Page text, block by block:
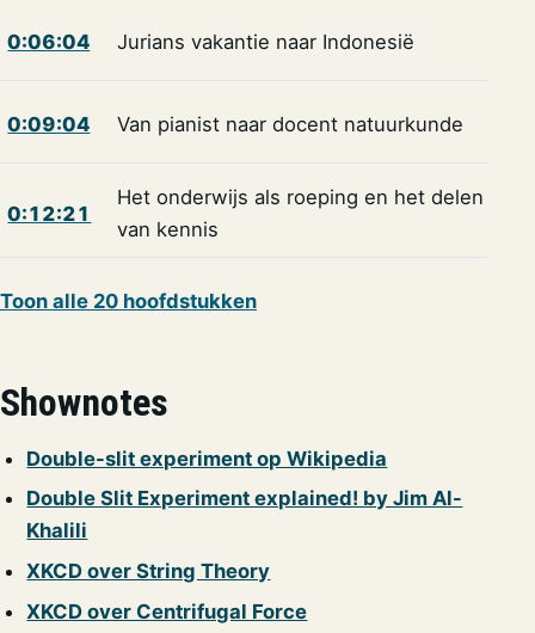
0:06:04 Jurians vakantie naar Indonesië
0:09:04 Van pianist naar docent natuurkunde
0:12:21
Het onderwijs als roeping en het delen
van kennis
Toon alle 20 hoofdstukken
Shownotes
Double-slit experiment op Wikipedia
Double Slit Experiment explained! by Jim Al-
Khalili
XKCD over String Theory
XKCD over Centrifugal Force